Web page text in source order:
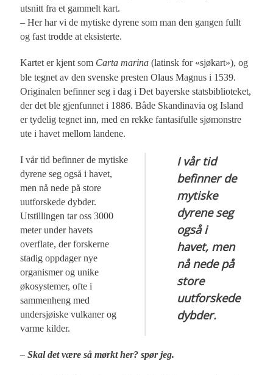
utsnitt fra et gammelt kart.
– Her har vi de mytiske dyrene som man den gangen fullt
og fast trodde at eksisterte.
Kartet er kjent som Carta marina (latinsk for «sjøkart»), og
ble tegnet av den svenske presten Olaus Magnus i 1539.
Originalen befinner seg i dag i Det bayerske statsbiblioteket,
der det ble gjenfunnet i 1886. Både Skandinavia og Island
er tydelig tegnet inn, med en rekke fantasifulle sjømonstre
ute i havet mellom landene.
I vår tid
befinner de
mytiske
dyrene seg
også i
havet, men
nå nede på
store
uutforskede
dybder.
I vår tid befinner de mytiske
dyrene seg også i havet,
men nå nede på store
uutforskede dybder.
Utstillingen tar oss 3000
meter under havets
overflate, der forskerne
stadig oppdager nye
organismer og unike
økosystemer, ofte i
sammenheng med
undersjøiske vulkaner og
varme kilder.
– Skal det være så mørkt her? spør jeg.